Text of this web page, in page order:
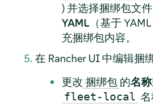
) 并选择捆绑包文
YAML（基于
充捆绑包内容。
在 Rancher UI 中编辑捆
更改 捆绑包 的名
fleet-local 名